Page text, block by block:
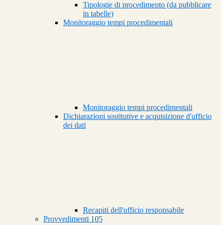
Tipologie di procedimento (da pubblicare
in tabelle)
Monitoraggio tempi procedimentali
Monitoraggio tempi procedimentali
Dichiarazioni sostitutive e acquisizione d'ufficio
dei dati
Recapiti dell'ufficio responsabile
Provvedimenti 105